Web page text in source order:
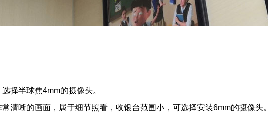
择半球焦4mm的摄像头。
清晰的画面，属于细节照看，收银台范围小，可选择安装6mm的摄像头。